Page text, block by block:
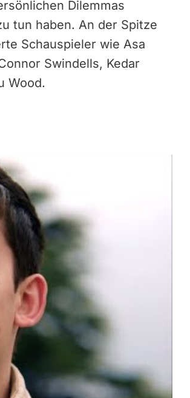
Dilemmas
tun haben. An der Spitze
Schauspieler wie Asa
Swindells, Kedar
Wood.